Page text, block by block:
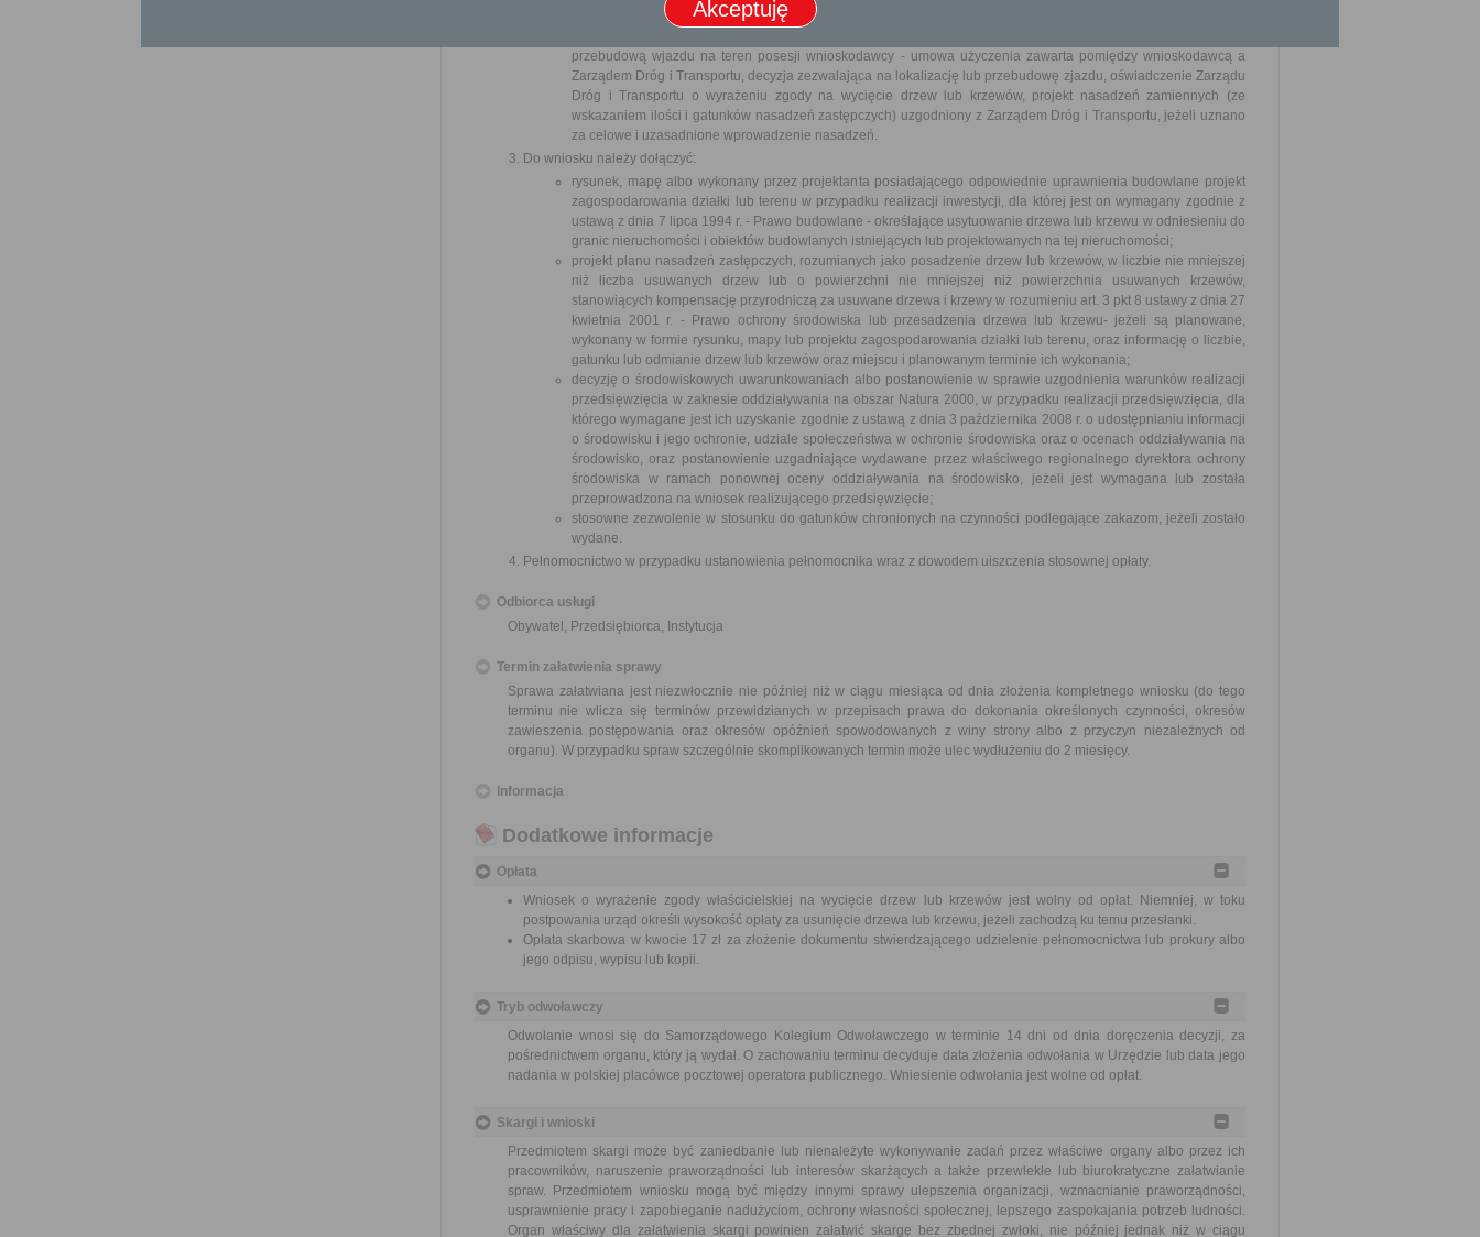
wyrażeniu zgody na wycięcie drzew lub krzewów;
przebudową wjazdu na teren posesji wnioskodawcy - umowa użyczenia zawarta pomiędzy wnioskodawcą a
Zarządem Dróg i Transportu, decyzja zezwalająca na lokalizację lub przebudowę zjazdu, oświadczenie Zarządu
Dróg i Transportu o wyrażeniu zgody na wycięcie drzew lub krzewów, projekt nasadzeń zamiennych (ze
wskazaniem ilości i gatunków nasadzeń zastępczych) uzgodniony z Zarządem Dróg i Transportu, jeżeli uznano
za celowe i uzasadnione wprowadzenie nasadzeń.
Do wniosku należy dołączyć:
rysunek, mapę albo wykonany przez projektanta posiadającego odpowiednie uprawnienia budowlane projekt
zagospodarowania działki lub terenu w przypadku realizacji inwestycji, dla której jest on wymagany zgodnie z
ustawą z dnia 7 lipca 1994 r. - Prawo budowlane - określające usytuowanie drzewa lub krzewu w odniesieniu do
granic nieruchomości i obiektów budowlanych istniejących lub projektowanych na tej nieruchomości;
projekt planu nasadzeń zastępczych, rozumianych jako posadzenie drzew lub krzewów, w liczbie nie mniejszej
niż liczba usuwanych drzew lub o powierzchni nie mniejszej niż powierzchnia usuwanych krzewów,
stanowiących kompensację przyrodniczą za usuwane drzewa i krzewy w rozumieniu art. 3 pkt 8 ustawy z dnia 27
kwietnia 2001 r. - Prawo ochrony środowiska lub przesadzenia drzewa lub krzewu- jeżeli są planowane,
wykonany w formie rysunku, mapy lub projektu zagospodarowania działki lub terenu, oraz informację o liczbie,
gatunku lub odmianie drzew lub krzewów oraz miejscu i planowanym terminie ich wykonania;
decyzję o środowiskowych uwarunkowaniach albo postanowienie w sprawie uzgodnienia warunków realizacji
przedsięwzięcia w zakresie oddziaływania na obszar Natura 2000, w przypadku realizacji przedsięwzięcia, dla
którego wymagane jest ich uzyskanie zgodnie z ustawą z dnia 3 października 2008 r. o udostępnianiu informacji
o środowisku i jego ochronie, udziale społeczeństwa w ochronie środowiska oraz o ocenach oddziaływania na
środowisko, oraz postanowienie uzgadniające wydawane przez właściwego regionalnego dyrektora ochrony
środowiska w ramach ponownej oceny oddziaływania na środowisko, jeżeli jest wymagana lub została
przeprowadzona na wniosek realizującego przedsięwzięcie;
stosowne zezwolenie w stosunku do gatunków chronionych na czynności podlegające zakazom, jeżeli zostało
wydane.
Pełnomocnictwo w przypadku ustanowienia pełnomocnika wraz z dowodem uiszczenia stosownej opłaty.
Odbiorca usługi
Obywatel, Przedsiębiorca, Instytucja
Termin załatwienia sprawy
Sprawa załatwiana jest niezwłocznie nie później niż w ciągu miesiąca od dnia złożenia kompletnego wniosku (do tego
terminu nie wlicza się terminów przewidzianych w przepisach prawa do dokonania określonych czynności, okresów
zawieszenia postępowania oraz okresów opóźnień spowodowanych z winy strony albo z przyczyn niezależnych od
organu). W przypadku spraw szczególnie skomplikowanych termin może ulec wydłużeniu do 2 miesięcy.
Informacja
Dodatkowe informacje
Opłata
Wniosek o wyrażenie zgody właścicielskiej na wycięcie drzew lub krzewów jest wolny od opłat. Niemniej, w toku
postpowania urząd określi wysokość opłaty za usunięcie drzewa lub krzewu, jeżeli zachodzą ku temu przesłanki.
Opłata skarbowa w kwocie 17 zł za złożenie dokumentu stwierdzającego udzielenie pełnomocnictwa lub prokury albo
jego odpisu, wypisu lub kopii.
Tryb odwoławczy
Odwołanie wnosi się do Samorządowego Kolegium Odwoławczego w terminie 14 dni od dnia doręczenia decyzji, za
pośrednictwem organu, który ją wydał. O zachowaniu terminu decyduje data złożenia odwołania w Urzędzie lub data jego
nadania w polskiej placówce pocztowej operatora publicznego. Wniesienie odwołania jest wolne od opłat.
Skargi i wnioski
Przedmiotem skargi może być zaniedbanie lub nienależyte wykonywanie zadań przez właściwe organy albo przez ich
pracowników, naruszenie praworządności lub interesów skarżących a także przewlekłe lub biurokratyczne załatwianie
spraw. Przedmiotem wniosku mogą być między innymi sprawy ulepszenia organizacji, wzmacnianie praworządności,
usprawnienie pracy i zapobieganie nadużyciom, ochrony własności społecznej, lepszego zaspokajania potrzeb ludności.
Organ właściwy dla załatwienia skargi powinien załatwić skargę bez zbędnej zwłoki, nie później jednak niż w ciągu
Akceptuję